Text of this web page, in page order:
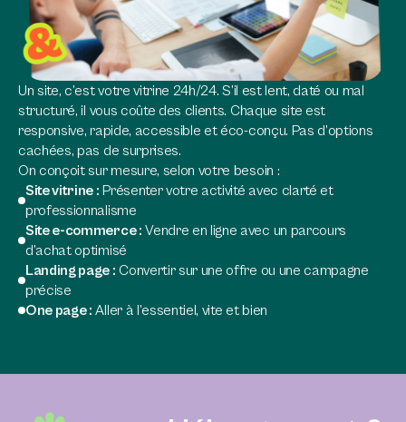
Un site, c’est votre vitrine 24h/24. S’il est lent, daté ou mal
structuré, il vous coûte des clients. Chaque site est
responsive, rapide, accessible et éco-conçu. Pas d’options
cachées, pas de surprises.
On conçoit sur mesure, selon votre besoin :
Site vitrine : Présenter votre activité avec clarté et
professionnalisme
Site e-commerce : Vendre en ligne avec un parcours
d’achat optimisé
Landing page : Convertir sur une offre ou une campagne
précise
One page : Aller à l’essentiel, vite et bien